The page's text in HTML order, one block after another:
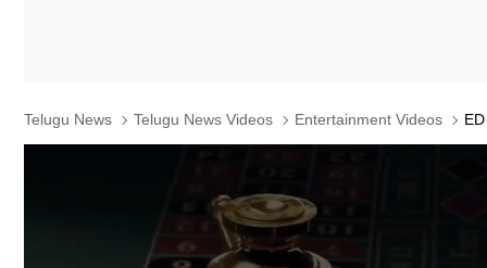
Telugu News Telugu News Videos Entertainment Videos